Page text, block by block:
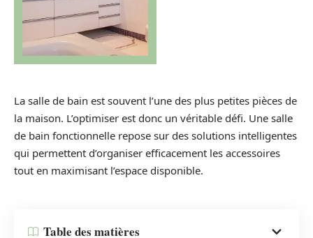
La salle de bain est souvent l’une des plus petites pièces de
la maison. L’optimiser est donc un véritable défi. Une salle
de bain fonctionnelle repose sur des solutions intelligentes
qui permettent d’organiser efficacement les accessoires
tout en maximisant l’espace disponible.
Table des matières